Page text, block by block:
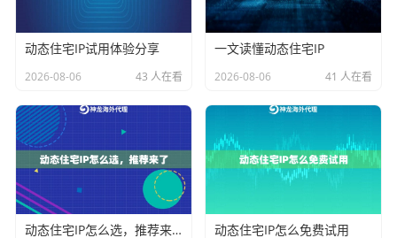
功能点
实际效果
多协议支持
同时兼容HTTP/HTTPS/SOCKS5
智能路由 自动选择最低的节点
并发控制 防止同一IP被过度使用
特别是他们的会话保持技术 ，能确保单个任务全程使用
动态住宅IP试用体验分享
2026-08-06 43 人在看
一文读懂动态住宅IP
2026-08-06 41 人在看
动态住宅IP怎么选，推荐来了 动态住宅IP怎么免费试用